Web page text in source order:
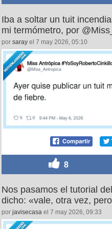
Iba a soltar un tuit
mi termómetro, por
por saray el 7 may 2026, 05:10
8
Nos pasamos el tutorial
dicho: «vale, otra vez,
por javisecasa el 7 may 2026, 09:33